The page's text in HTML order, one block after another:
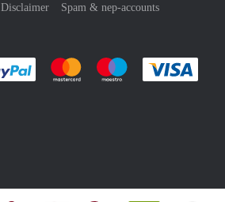
Disclaimer
Spam & nep-accounts
Je rekent gemakkelijk af met Paypal
Je rekent gemakkelijk af met
Je rekent